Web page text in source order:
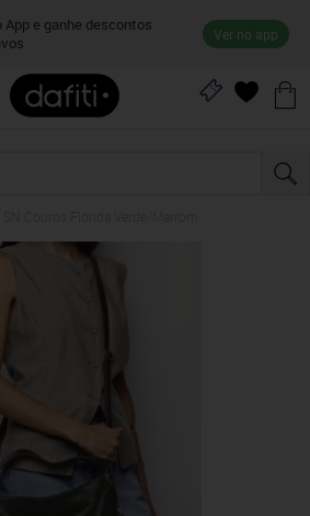
App e ganhe descontos
Ver no app